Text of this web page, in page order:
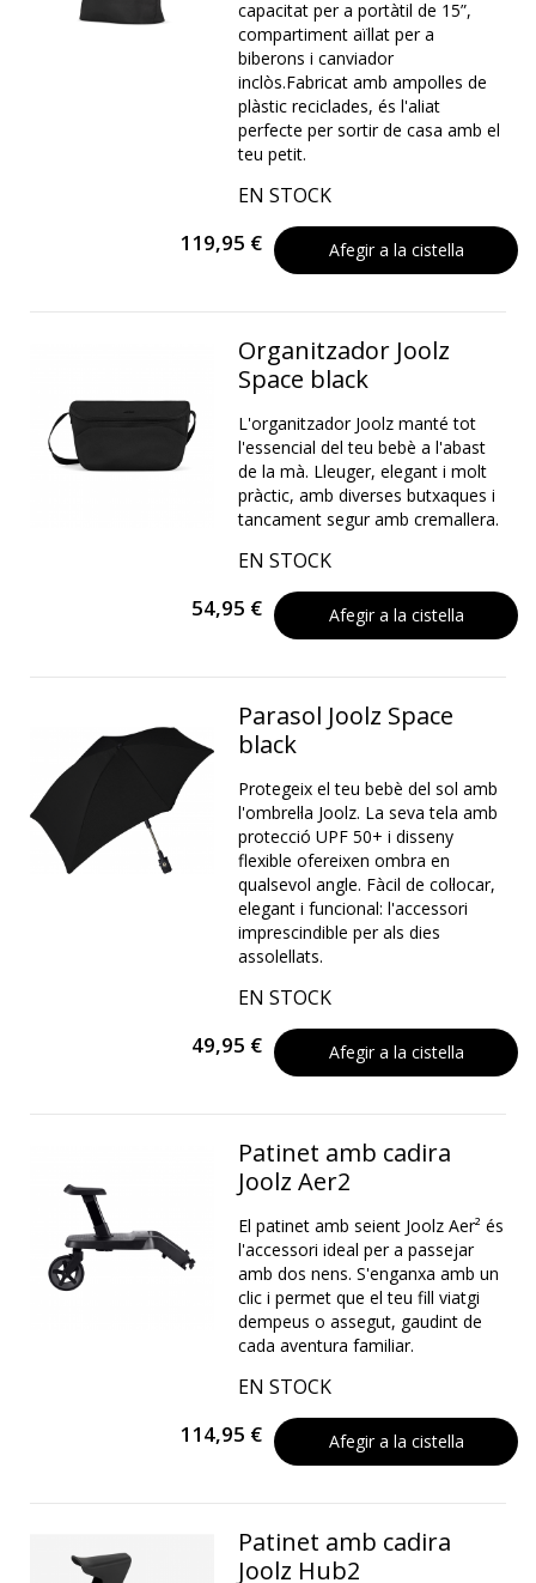
capacitat per a portàtil de 15”,
compartiment aïllat per a
biberons i canviador
inclòs.Fabricat amb ampolles de
plàstic reciclades, és l'aliat
perfecte per sortir de casa amb el
teu petit.
EN STOCK
119,95 € Afegir a la cistella
Organitzador Joolz
Space black
L'organitzador Joolz manté tot
l'essencial del teu bebè a l'abast
de la mà. Lleuger, elegant i molt
pràctic, amb diverses butxaques i
tancament segur amb cremallera.
EN STOCK
54,95 € Afegir a la cistella
Parasol Joolz Space
black
Protegeix el teu bebè del sol amb
l'ombrel·la Joolz. La seva tela amb
protecció UPF 50+ i disseny
flexible ofereixen ombra en
qualsevol angle. Fàcil de col·locar,
elegant i funcional: l'accessori
imprescindible per als dies
assolellats.
EN STOCK
49,95 € Afegir a la cistella
Patinet amb cadira
Joolz Aer2
El patinet amb seient Joolz Aer² és
l'accessori ideal per a passejar
amb dos nens. S'enganxa amb un
clic i permet que el teu fill viatgi
dempeus o assegut, gaudint de
cada aventura familiar.
EN STOCK
114,95 € Afegir a la cistella
Patinet amb cadira
Joolz Hub2